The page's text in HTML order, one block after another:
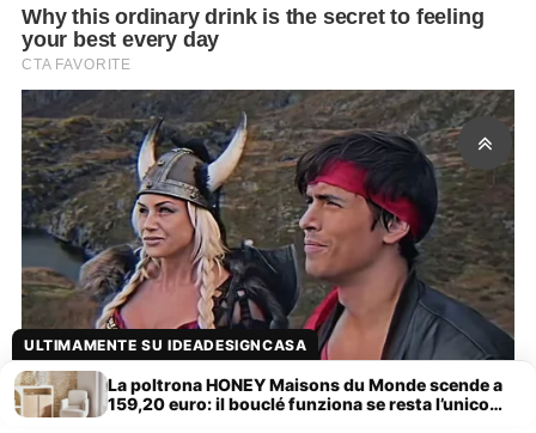
ULTIMAMENTE SU IDEADESIGNCASA
La poltrona HONEY Maisons du Monde scende a
159,20 euro: il bouclé funziona se resta l’unico